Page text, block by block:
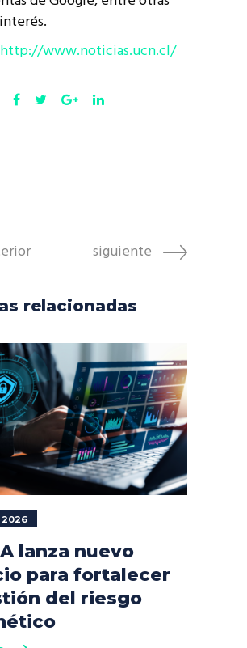
http://www.noticias.ucn.cl/
siguiente
relacionadas
2026
lanza nuevo
para fortalecer
del riesgo